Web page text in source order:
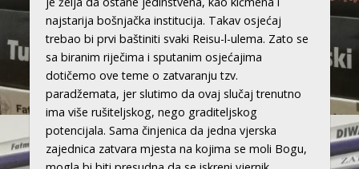
najstarija bošnjačka institucija. Takav osjećaj
trebao bi prvi baštiniti svaki Reisu-l-ulema. Zato se
sa biranim riječima i sputanim osjećajima
dotičemo ove teme o zatvaranju tzv.
paradžemata, jer slutimo da ovaj slučaj trenutno
ima više rušiteljskog, nego graditeljskog
potencijala. Sama činjenica da jedna vjerska
zajednica zatvara mjesta na kojima se moli Bogu,